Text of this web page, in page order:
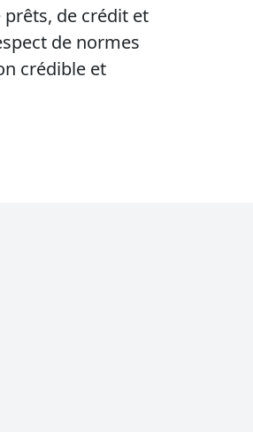
prêts, de crédit et
de normes
crédible et